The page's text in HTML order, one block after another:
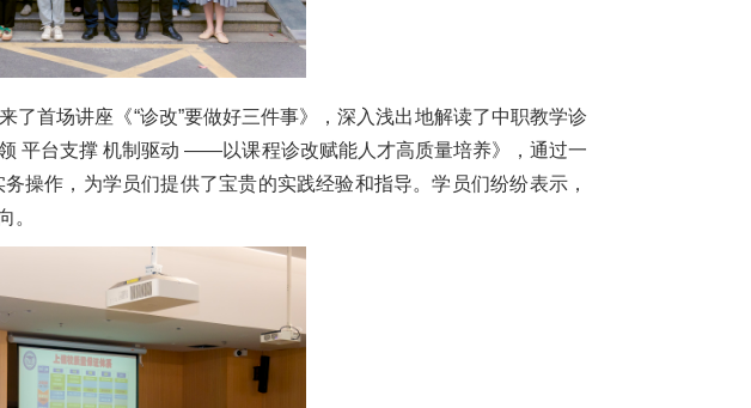
首场讲座《“诊改”要做好三件事》，深入浅出地解读了中职教学诊
平台支撑 机制驱动 ——以课程诊改赋能人才高质量培养》，通过一
操作，为学员们提供了宝贵的实践经验和指导。学员们纷纷表示，
。